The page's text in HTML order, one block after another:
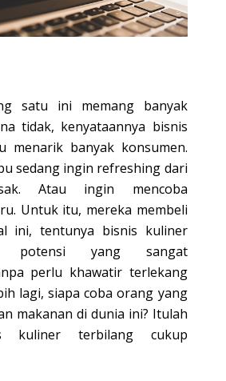
satu ini memang banyak
tidak, kenyataannya bisnis
menarik banyak konsumen.
sedang ingin refreshing dari
Atau ingin mencoba
Untuk itu, mereka membeli
ini, tentunya bisnis kuliner
potensi yang sangat
perlu khawatir terlekang
lagi, siapa coba orang yang
makanan di dunia ini? Itulah
kuliner terbilang cukup